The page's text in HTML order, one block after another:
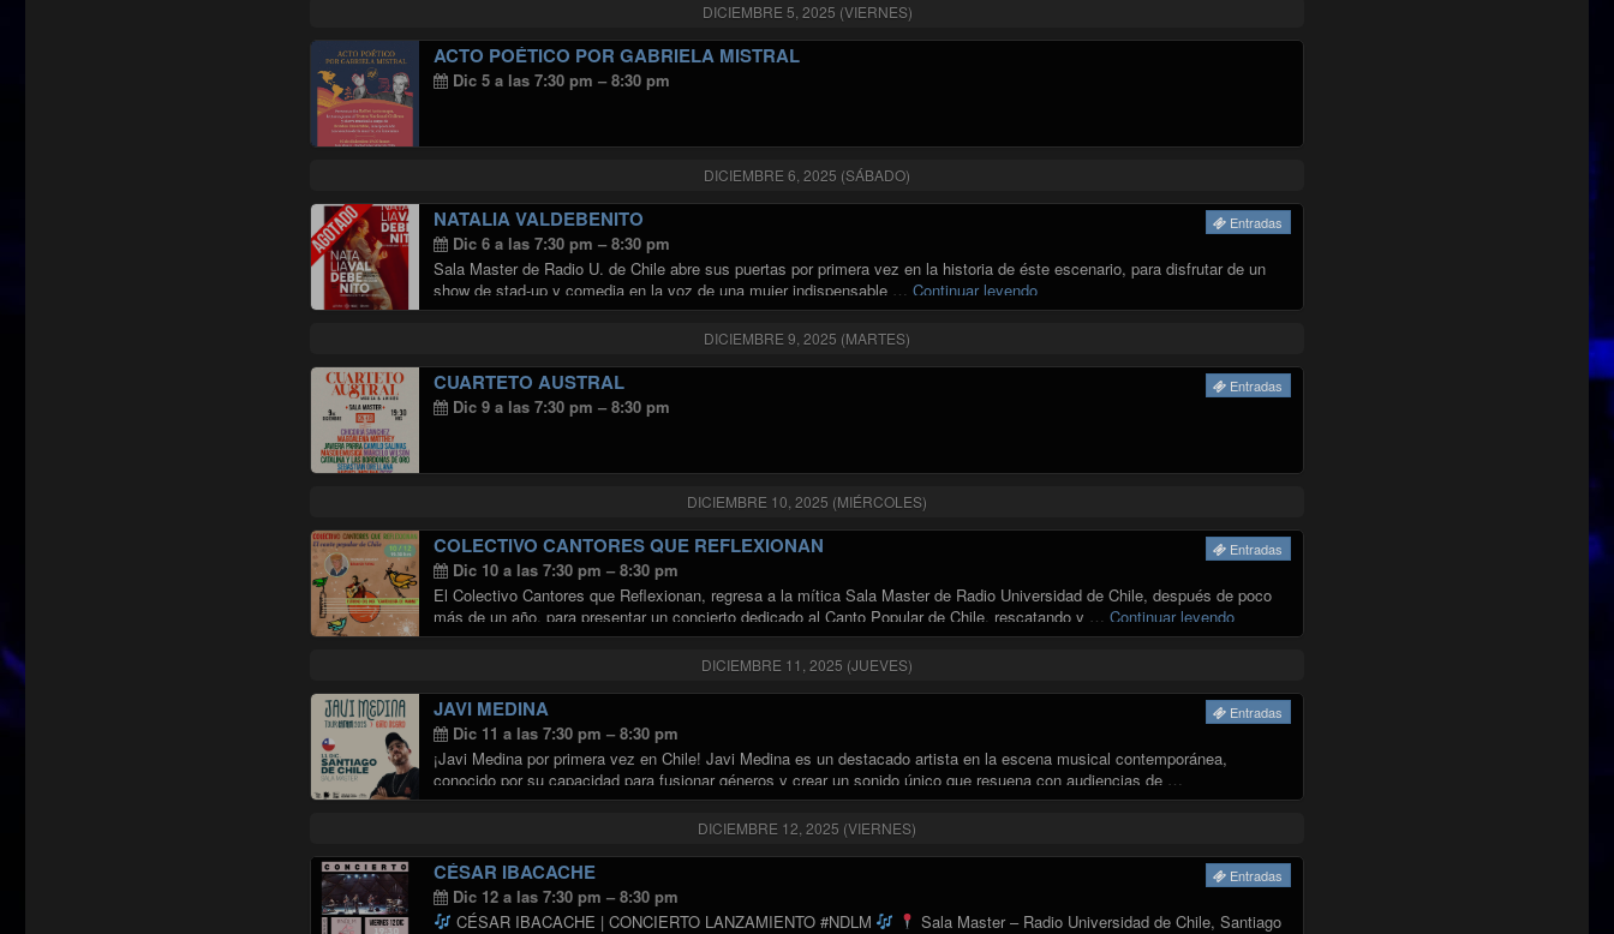
DICIEMBRE 5, 2025 (VIERNES)
ACTO POÉTICO POR GABRIELA MISTRAL
Dic 5 a las 7:30 pm – 8:30 pm
DICIEMBRE 6, 2025 (SÁBADO)
Entradas
NATALIA VALDEBENITO
Dic 6 a las 7:30 pm – 8:30 pm
Sala Master de Radio U. de Chile abre sus puertas por primera vez en la historia de éste escenario, para disfrutar de un
show de stad-up y comedia en la voz de una mujer indispensable … Continuar leyendo"NATALIA VALDEBENITO"
DICIEMBRE 9, 2025 (MARTES)
Entradas
CUARTETO AUSTRAL
Dic 9 a las 7:30 pm – 8:30 pm
DICIEMBRE 10, 2025 (MIÉRCOLES)
Entradas
COLECTIVO CANTORES QUE REFLEXIONAN
Dic 10 a las 7:30 pm – 8:30 pm
El Colectivo Cantores que Reflexionan, regresa a la mítica Sala Master de Radio Universidad de Chile, después de poco
más de un año, para presentar un concierto dedicado al Canto Popular de Chile, rescatando y … Continuar leyendo"COLECTIVO CANTORES QUE REFLEXIONAN"
DICIEMBRE 11, 2025 (JUEVES)
Entradas
JAVI MEDINA
Dic 11 a las 7:30 pm – 8:30 pm
¡Javi Medina por primera vez en Chile! Javi Medina es un destacado artista en la escena musical contemporánea,
conocido por su capacidad para fusionar géneros y crear un sonido único que resuena con audiencias de …
Continuar leyendo"JAVI MEDINA"
DICIEMBRE 12, 2025 (VIERNES)
Entradas
CÉSAR IBACACHE
Dic 12 a las 7:30 pm – 8:30 pm
CÉSAR IBACACHE | CONCIERTO LANZAMIENTO #NDLM
Sala Master – Radio Universidad de Chile, Santiago